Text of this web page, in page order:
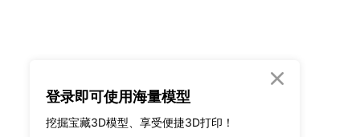
登录即可使用海量模型
挖掘宝藏3D模型、享受便捷3D打印！
